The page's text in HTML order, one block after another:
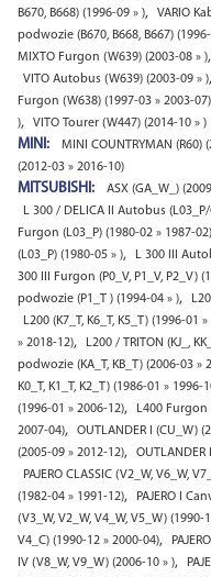
B670, B668) (1996-09 » ), VARIO
podwozie (B670, B668, B667)
MIXTO Furgon (W639) (2003-08 » ),
VITO Autobus (W639) (2003-09 » ),
Furgon (W638) (1997-03 » 2003-07)
), VITO Tourer (W447) (2014-10 » )
MINI: MINI COUNTRYMAN (R60)
(2012-03 » 2016-10)
MITSUBISHI: ASX (GA_W_)
L 300 / DELICA II Autobus
Furgon (L03_P) (1980-02 » 1987-02)
(L03_P) (1980-05 » ), L 300 III
300 III Furgon (P0_V, P1_V, P2_V)
podwozie (P1_T ) (1994-04 » ),
L200 (K7_T, K6_T, K5_T) (1996-01
» 2018-12), L200 / TRITON (KJ_,
podwozie (KA_T, KB_T) (2006-03 »
K0_T, K1_T, K2_T) (1986-01 » 1996-
(1996-01 » 2006-12),
L400 Furgon
2007-04), OUTLANDER I (CU_W)
(2005-09 » 2012-12), OUTLANDER
PAJERO CLASSIC (V2_W, V6_W,
(1982-04 » 1991-12), PAJERO I
(V3_W, V2_W, V4_W, V5_W) (1990-
V4_C) (1990-12 » 2000-04),
IV (V8_W, V9_W) (2006-10 » ),